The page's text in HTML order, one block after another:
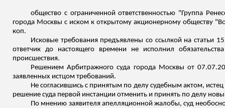
общество с ограниченной ответственностью "Группа
города Москвы с иском к открытому акционерному обществу
коп.
Исковые требования предъявлены со ссылкой на статьи
ответчик до настоящего времени не исполнил
происшествия.
Решением Арбитражного суда города Москвы от
заявленных истцом требований.
Не согласившись с принятым по делу судебным актом,
решение суда первой инстанции отменить и принять по делу
По мнению заявителя апелляционной жалобы, суд